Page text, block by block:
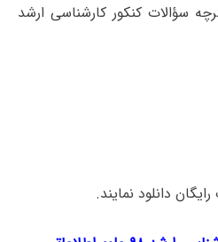
سؤالات کنکور کارشناسی ارشد
دانلود نمایند.